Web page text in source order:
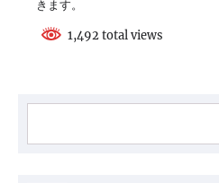
きます。
1,492 total views